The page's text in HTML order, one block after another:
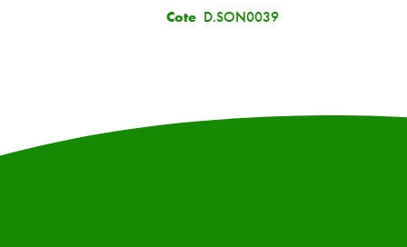
Cote D.SON0039